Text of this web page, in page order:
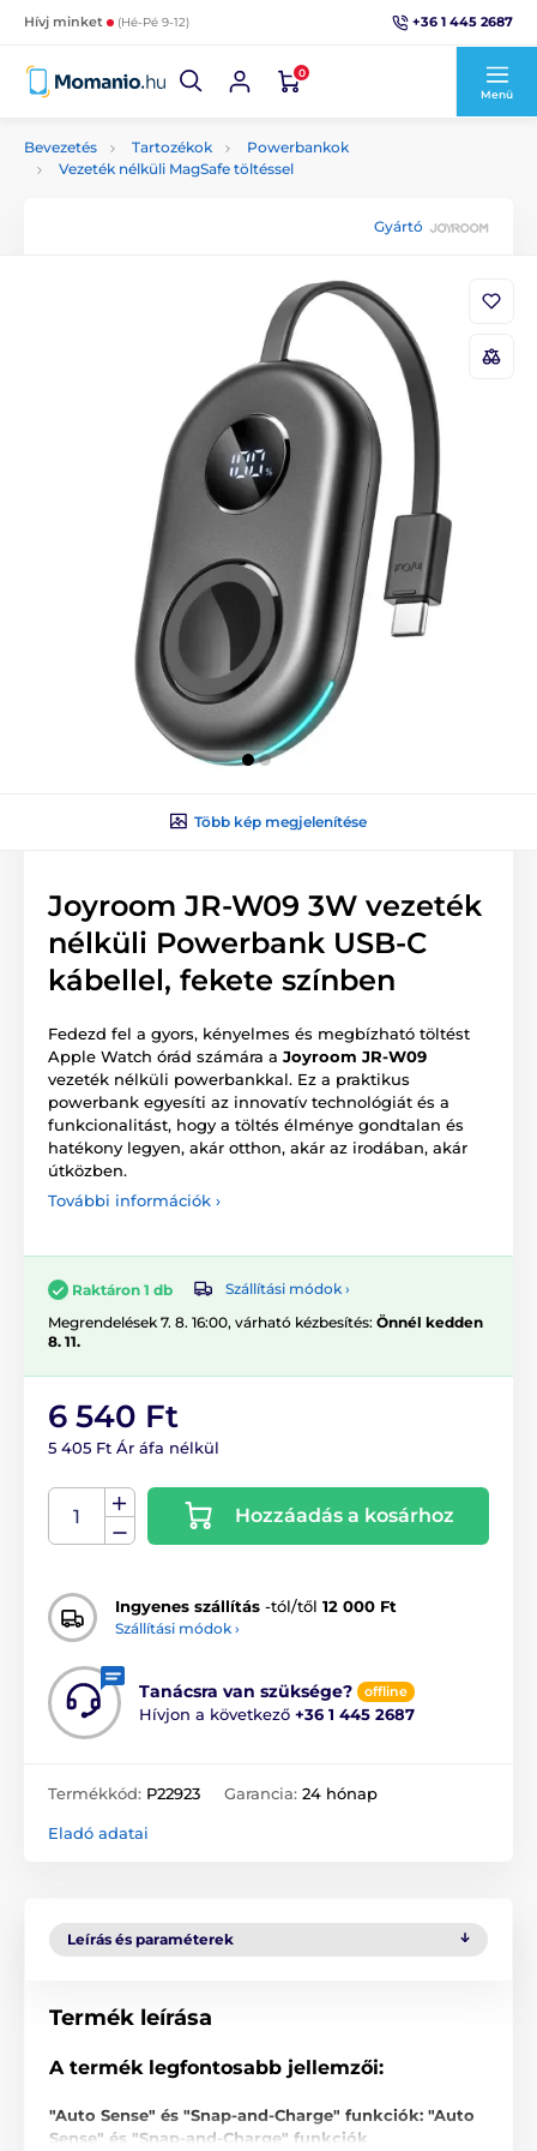
Hívj minket (Hé-Pé 9-12) +36 1 445 2687
0
Menü
Bevezetés Tartozékok
Powerbankok
Vezeték nélküli MagSafe töltéssel
Gyártó
Több kép megjelenítése
Joyroom JR-W09 3W vezeték
nélküli Powerbank USB-C
kábellel, fekete színben
Fedezd fel a gyors, kényelmes és megbízható töltést
Apple Watch órád számára a Joyroom JR-W09
vezeték nélküli powerbankkal. Ez a praktikus
powerbank egyesíti az innovatív technológiát és a
funkcionalitást, hogy a töltés élménye gondtalan és
hatékony legyen, akár otthon, akár az irodában, akár
útközben.
További információk ›
Raktáron 1 db
Szállítási módok ›
Megrendelések 7. 8. 16:00, várható kézbesítés: Önnél kedden
8. 11.
6 540 Ft
5 405 Ft Ár áfa nélkül
Hozzáadás a kosárhoz
Ingyenes szállítás -tól/től 12 000 Ft
Szállítási módok ›
Tanácsra van szüksége? offline
Hívjon a következő +36 1 445 2687
Termékkód: P22923 Garancia: 24 hónap
Eladó adatai
Leírás és paraméterek
Termék leírása
A termék legfontosabb jellemzői:
"Auto Sense" és "Snap-and-Charge" funkciók: "Auto
Sense" és "Snap-and-Charge" funkciók